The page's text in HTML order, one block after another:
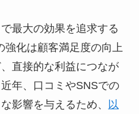
最大の効果を追求する
強化は顧客満足度の向上
直接的な利益につなが
年、口コミやSNSでの
影響を与えるため、 以